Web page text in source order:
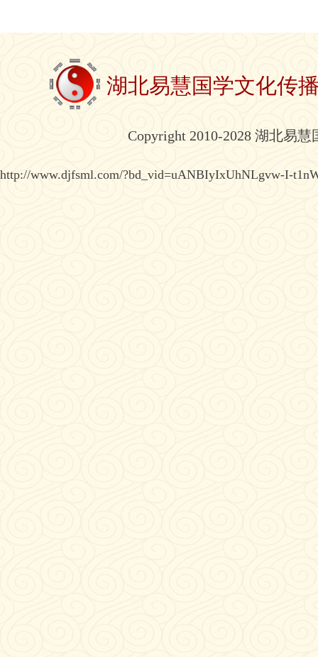
湖北易慧国学文化传
Copyright 2010-2028 湖北易
http://www.djfsml.com/?bd_vid=uANBIyIxUhNLgvw-I-